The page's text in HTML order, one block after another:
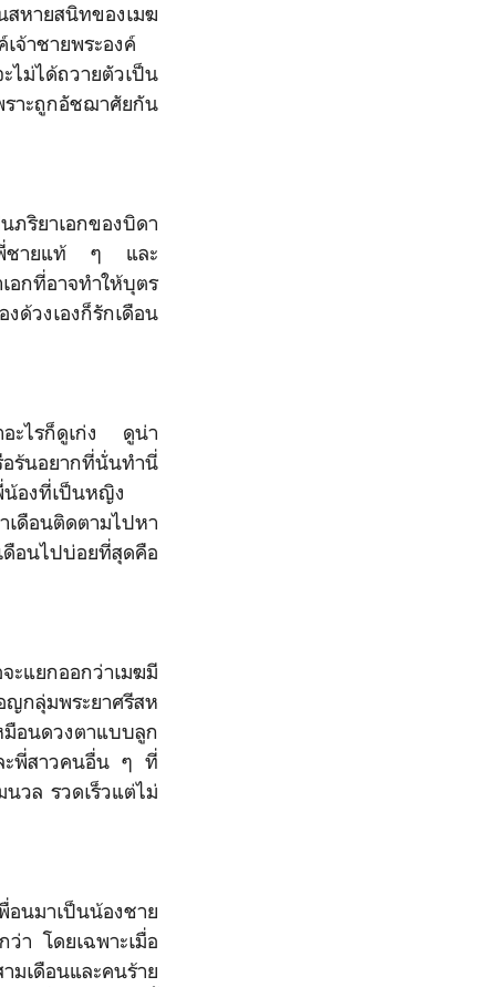
สหายสนิทของเมฆ
จ้าชายพระองค์
ไม่ได้ถวายตัวเป็น
ราะถูกอัชฌาศัยกัน
ภริยาเอกของบิดา
นพี่ชายแท้ ๆ และ
อกที่อาจทำให้บุตร
ด้วงเองก็รักเดือน
ะไรก็ดูเก่ง ดูน่า
ร้นอยากที่นั่นทำนี่
น้องที่เป็นหญิง
ดือนติดตามไปหา
อนไปบ่อยที่สุดคือ
ยกออกว่าเมฆมี
ญกลุ่มพระยาศรีสห
อนดวงตาแบบลูก
ะพี่สาวคนอื่น ๆ ที่
วล รวดเร็วแต่ไม่
อนมาเป็นน้องชาย
า โดยเฉพาะเมื่อ
มเดือนและคนร้าย